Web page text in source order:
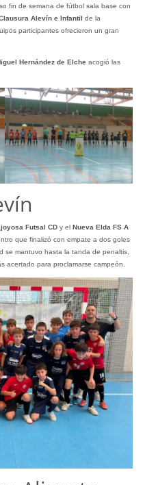
fin de semana de fútbol sala base con
Alevín e Infantil de la
participantes ofrecieron un gran
Hernández de Elcheacogió las
Futsal CDy elNueva Elda FS A
que finalizó con empate a dos goles
se mantuvo hasta la tanda de penaltis,
acertado para proclamarse campeón.